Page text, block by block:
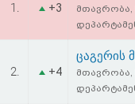
ავტორიზაცია
1. +3
მთავრობა,
2. +4
ცაგერის
მთავრობა,